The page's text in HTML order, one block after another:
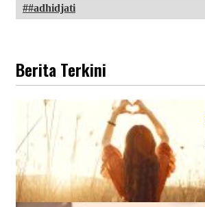
#adhidjati
Berita Terkini